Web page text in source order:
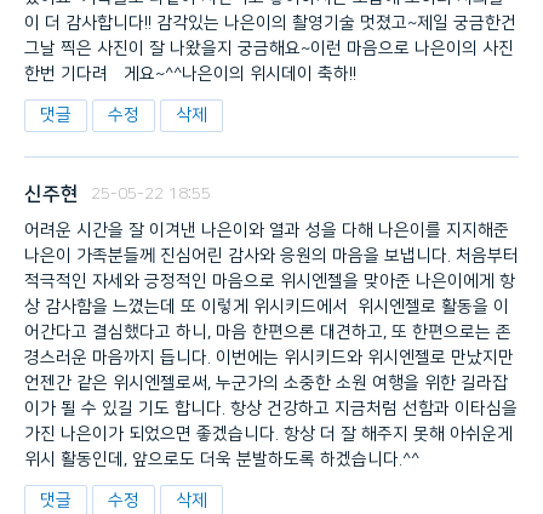
이 더 감사합니다!! 감각있는 나은이의 촬영기술 멋졌고~제일 궁금한건
그날 찍은 사진이 잘 나왔을지 궁금해요~이런 마음으로 나은이의 사진
한번 기다려봏게요~^^나은이의 위시데이 축하!!
댓글 수정 삭제
신주현
25-05-22 18:55
어려운 시간을 잘 이겨낸 나은이와 열과 성을 다해 나은이를 지지해준
나은이 가족분들께 진심어린 감사와 응원의 마음을 보냅니다. 처음부터
적극적인 자세와 긍정적인 마음으로 위시엔젤을 맞아준 나은이에게 항
상 감사함을 느꼈는데 또 이렇게 위시키드에서 위시엔젤로 활동을 이
어간다고 결심했다고 하니, 마음 한편으론 대견하고, 또 한편으로는 존
경스러운 마음까지 듭니다. 이번에는 위시키드와 위시엔젤로 만났지만
언젠간 같은 위시엔젤로써, 누군가의 소중한 소원 여행을 위한 길라잡
이가 될 수 있길 기도 합니다. 항상 건강하고 지금처럼 선함과 이타심을
가진 나은이가 되었으면 좋겠습니다. 항상 더 잘 해주지 못해 아쉬운게
위시 활동인데, 앞으로도 더욱 분발하도록 하겠습니다.^^
댓글 수정 삭제